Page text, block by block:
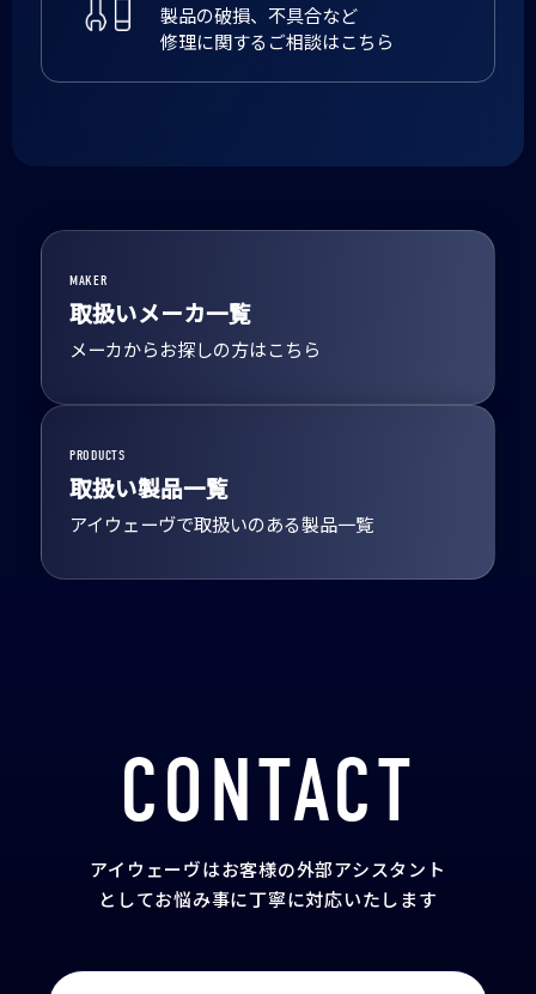
製品の破損、不具合など
修理に関するご相談はこちら
MAKER
取扱いメーカ一覧
メーカからお探しの方はこちら
PRODUCTS
取扱い製品一覧
アイウェーヴで取扱いのある製品一覧
CONTACT
アイウェーヴはお客様の外部アシスタント
としてお悩み事に丁寧に対応いたします